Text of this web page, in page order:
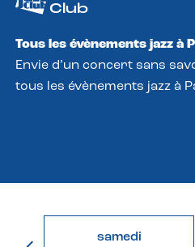
Club
Tous les évènements jazz à
Envie d’un concert sans
tous les évènements jazz à
samedi